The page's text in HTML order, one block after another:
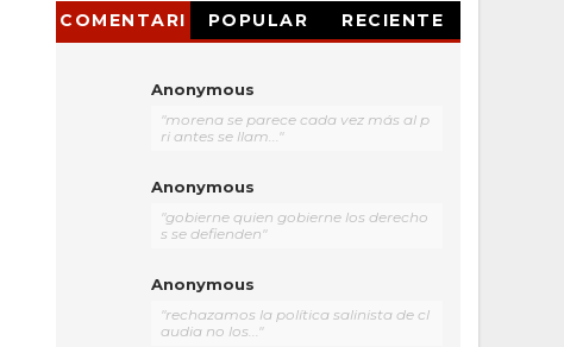
COMENTARI
POPULAR RECIENTE
Anonymous
"morena se parece cada vez más al p
ri antes se llam..."
Anonymous
"gobierne quien gobierne los derecho
s se defienden"
Anonymous
"rechazamos la política salinista de cl
audia no los..."